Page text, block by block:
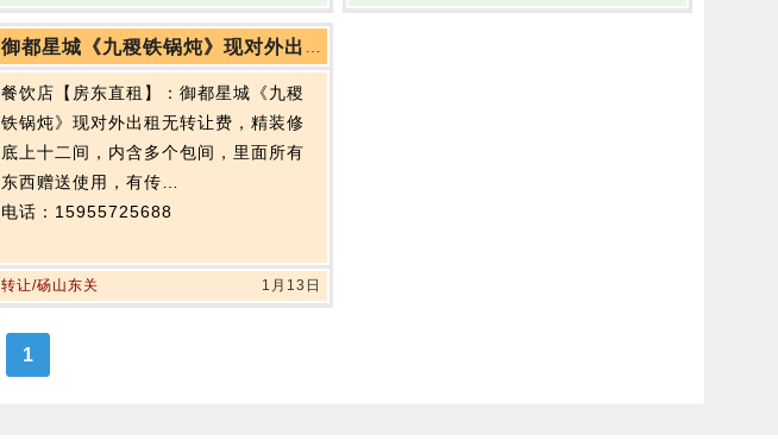
餐饮店【房东直租】：御都星城《九稷
铁锅炖》现对外出租无转让费，精装修
底上十二间，内含多个包间，里面所有
东西赠送使用，有传…
电话：15955725688
转让/砀山东关 1月13日
1